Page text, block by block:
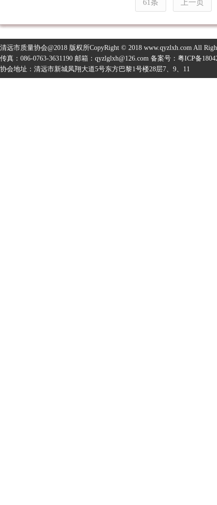
61条 上一页
清远市质量协会@2018 版权所CopyRight © 2018 www.qyzlxh.com All
传真：086-0763-3631190 邮箱：qyzlglxh@126.com 备案号： 粤ICP备
协会地址：清远市新城凤翔大道5号东方巴黎1号楼28层7、9、11